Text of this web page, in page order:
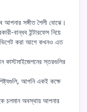
আপনার সঙ্গীত শৈলী বোঝে।
বান্ধব ইন্টারফেস নিয়ে
করা আগে কখনও এত
কাস্টমাইজেশনের স্তরগুলির
আপনি একই কক্ষে
চলমান অবস্থায় আপনার